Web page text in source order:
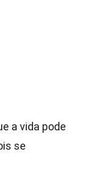
a vida pode
se